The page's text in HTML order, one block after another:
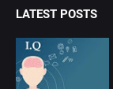
LATEST POSTS